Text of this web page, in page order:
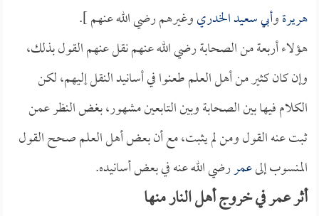
هريرةوأبي سعيد الخدريوغيرهم رضي الله عنهم ].
هؤلاء أربعة من الصحابة رضي الله عنهم نقل عنهم القول بذلك،
وإن كان كثير من أهل العلم طعنوا في أسانيد النقل إليهم، لكن
الكلام فيها بين الصحابة وبين التابعين مشهور، بغض النظر عمن
ثبت عنه القول ومن لم يثبت، مع أن بعض أهل العلم صحح القول
المنسوب إلىعمررضي الله عنه في بعض أسانيده.
أثر عمر في خروج أهل النار منها